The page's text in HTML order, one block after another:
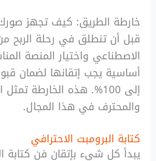
خارطة الطريق: كيف تجهز صورك
قبل أن تنطلق في رحلة الربح
الاصطناعي واختيار المنصة
أساسية يجب إتقانها لضمان
إلى 100%. هذه الخارطة
والمحترف في هذا المجال.
كتابة البرومبت الاحترافي
يبدأ كل شيء بإتقان فن كتابة